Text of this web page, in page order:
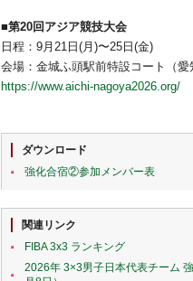
■第20回アジア競技大会
日程：9月21日(月)〜25日(金)
会場：金城ふ頭駅前特設コート（愛
https://www.aichi-nagoya2026.org/
ダウンロード
強化合宿②参加メンバー表
関連リンク
FIBA 3x3 ランキング
2026年 3×3男子日本代表チーム